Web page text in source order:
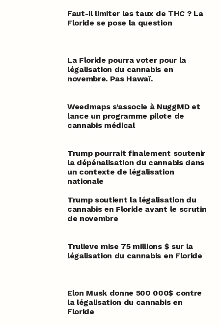
Faut-il limiter les taux de THC ? La
Floride se pose la question
La Floride pourra voter pour la
légalisation du cannabis en
novembre. Pas Hawaï.
Weedmaps s’associe à NuggMD et
lance un programme pilote de
cannabis médical
Trump pourrait finalement soutenir
la dépénalisation du cannabis dans
un contexte de légalisation
nationale
Trump soutient la légalisation du
cannabis en Floride avant le scrutin
de novembre
Trulieve mise 75 millions $ sur la
légalisation du cannabis en Floride
Elon Musk donne 500 000$ contre
la légalisation du cannabis en
Floride